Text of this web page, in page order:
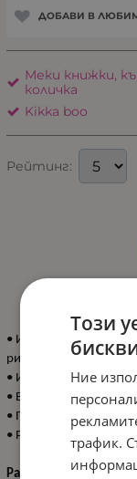
ДОБАВИ В
Меки книжки,
количка
Kikka boo
Рейтинг:
• Играчка триъгълник
рингове;
• Изработени от
• В съответствие със
• Подходящa за деца
• Размер: 18 см.
Размери:
Този
Ние
трафик.